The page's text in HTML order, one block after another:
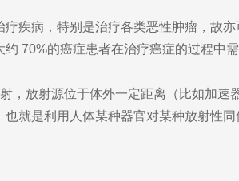
病，特别是治疗各类恶性肿瘤，故亦
70%的癌症患者在治疗癌症的过程中
放射源位于体外一定距离（比如加速
就是利用人体某种器官对某种放射性